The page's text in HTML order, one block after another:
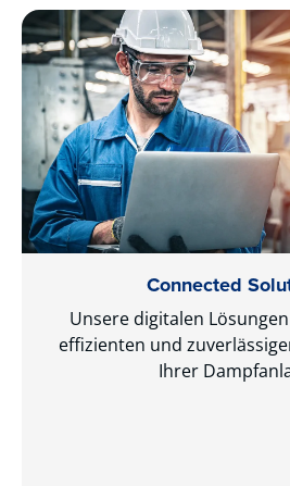
Connected
Unsere digitalen
effizienten und
Ihrer